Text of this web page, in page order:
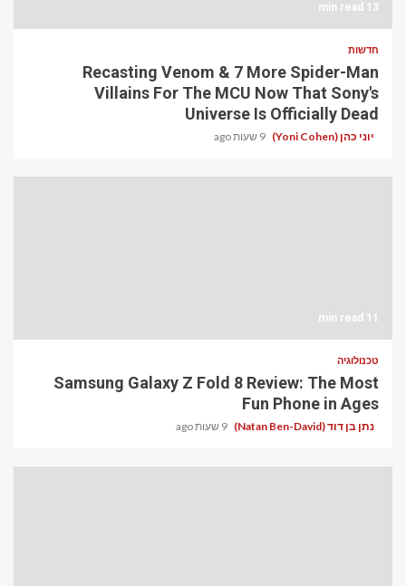
13 min read
חדשות
Recasting Venom & 7 More Spider-Man
Villains For The MCU Now That Sony's
Universe Is Officially Dead
יוני כהן (Yoni Cohen) 9 שעות ago
11 min read
טכנולוגיה
Samsung Galaxy Z Fold 8 Review: The Most
Fun Phone in Ages
נתן בן דוד (Natan Ben-David) 9 שעות ago